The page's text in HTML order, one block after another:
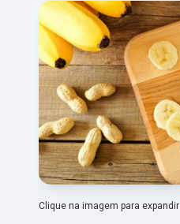
Clique na imagem para expandir